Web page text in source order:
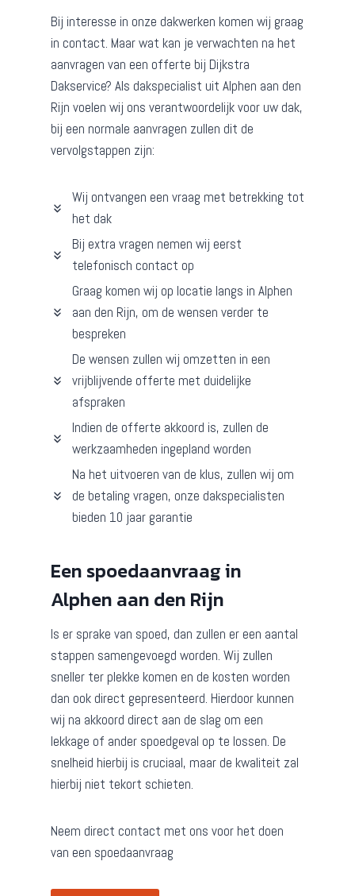
Bij interesse in onze dakwerken komen wij graag
in contact. Maar wat kan je verwachten na het
aanvragen van een offerte bij Dijkstra
Dakservice? Als dakspecialist uit Alphen aan den
Rijn voelen wij ons verantwoordelijk voor uw dak,
bij een normale aanvragen zullen dit de
vervolgstappen zijn:
Wij ontvangen een vraag met betrekking tot
het dak
Bij extra vragen nemen wij eerst
telefonisch contact op
Graag komen wij op locatie langs in Alphen
aan den Rijn, om de wensen verder te
bespreken
De wensen zullen wij omzetten in een
vrijblijvende offerte met duidelijke
afspraken
Indien de offerte akkoord is, zullen de
werkzaamheden ingepland worden
Na het uitvoeren van de klus, zullen wij om
de betaling vragen, onze dakspecialisten
bieden 10 jaar garantie
Een spoedaanvraag in
Alphen aan den Rijn
Is er sprake van spoed, dan zullen er een aantal
stappen samengevoegd worden. Wij zullen
sneller ter plekke komen en de kosten worden
dan ook direct gepresenteerd. Hierdoor kunnen
wij na akkoord direct aan de slag om een
lekkage of ander spoedgeval op te lossen. De
snelheid hierbij is cruciaal, maar de kwaliteit zal
hierbij niet tekort schieten.
Neem direct contact met ons voor het doen
van een spoedaanvraag